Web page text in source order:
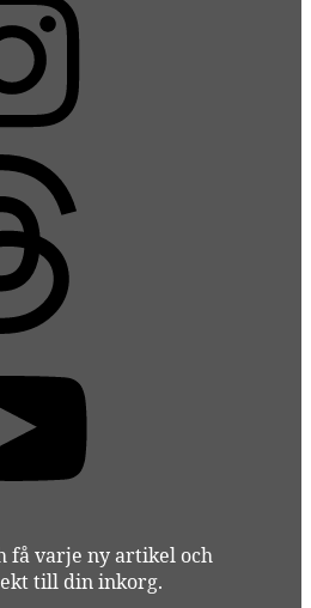
få varje ny artikel och
till din inkorg.